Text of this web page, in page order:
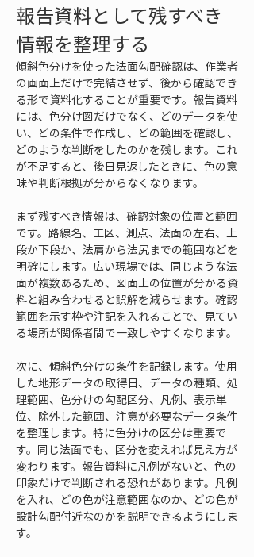
報告資料として残すべき
情報を整理する
傾斜色分けを使った法面勾配確認は、作業者
の画面上だけで完結させず、後から確認でき
る形で資料化することが重要です。報告資料
には、色分け図だけでなく、どのデータを使
い、どの条件で作成し、どの範囲を確認し、
どのような判断をしたのかを残します。これ
が不足すると、後日見返したときに、色の意
味や判断根拠が分からなくなります。
まず残すべき情報は、確認対象の位置と範囲
です。路線名、工区、測点、法面の左右、上
段か下段か、法肩から法尻までの範囲などを
明確にします。広い現場では、同じような法
面が複数あるため、図面上の位置が分かる資
料と組み合わせると誤解を減らせます。確認
範囲を示す枠や注記を入れることで、見てい
る場所が関係者間で一致しやすくなります。
次に、傾斜色分けの条件を記録します。使用
した地形データの取得日、データの種類、処
理範囲、色分けの勾配区分、凡例、表示単
位、除外した範囲、注意が必要なデータ条件
を整理します。特に色分けの区分は重要で
す。同じ法面でも、区分を変えれば見え方が
変わります。報告資料に凡例がないと、色の
印象だけで判断される恐れがあります。凡例
を入れ、どの色が注意範囲なのか、どの色が
設計勾配付近なのかを説明できるようにしま
す。